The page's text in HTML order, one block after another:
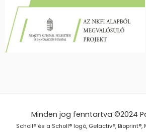
Minden jog fenntartva ©2024
Scholl® és a Scholl® logó, Gelactiv®, Bioprint®,